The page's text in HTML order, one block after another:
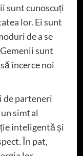
sunt cunoscuți
lor. Ei sunt
de a se
sunt
încerce noi
de parteneri
simț al
inteligentă și
În pat,